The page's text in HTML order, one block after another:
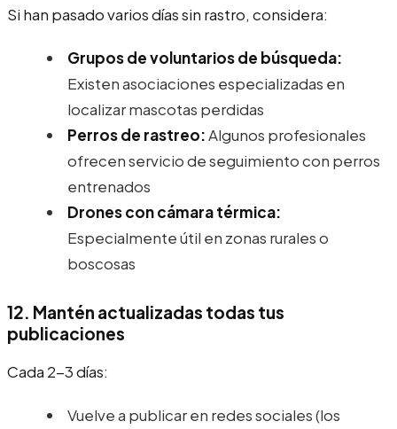
Si han pasado varios días sin rastro, considera:
Grupos de voluntarios de búsqueda:
Existen asociaciones especializadas en
localizar mascotas perdidas
Perros de rastreo:Algunos profesionales
ofrecen servicio de seguimiento con perros
entrenados
Drones con cámara térmica:
Especialmente útil en zonas rurales o
boscosas
12. Mantén actualizadas todas tus
publicaciones
Cada 2-3 días:
Vuelve a publicar en redes sociales (los